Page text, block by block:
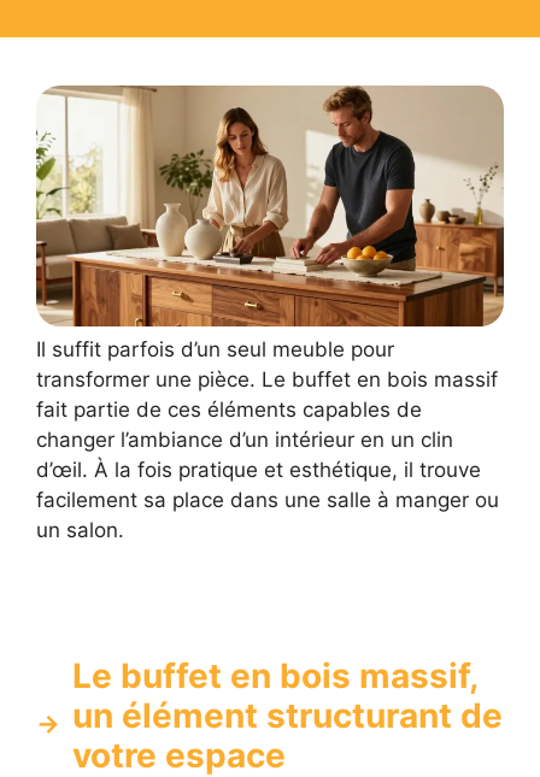
Il suffit parfois d’un seul meuble pour
transformer une pièce. Le buffet en bois massif
fait partie de ces éléments capables de
changer l’ambiance d’un intérieur en un clin
d’œil. À la fois pratique et esthétique, il trouve
facilement sa place dans une salle à manger ou
un salon.
Le buffet en bois massif,
un élément structurant de
votre espace